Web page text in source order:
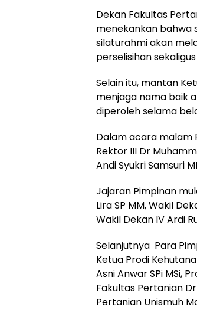
Dekan Fakultas
menekankan bahwa
silaturahmi akan
perselisihan
Selain itu, mantan
menjaga nama baik
diperoleh selama
Dalam acara malam
Rektor III Dr
Andi Syukri Samsuri
Jajaran Pimpinan
Lira SP MM, Wakil
Wakil Dekan IV Ardi
Selanjutnya Para
Ketua Prodi
Asni Anwar SPi MSi,
Fakultas Pertanian
Pertanian Unismuh